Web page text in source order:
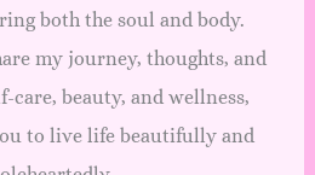
both the soul and body.
my journey, thoughts, and
care, beauty, and wellness,
to live life beautifully and